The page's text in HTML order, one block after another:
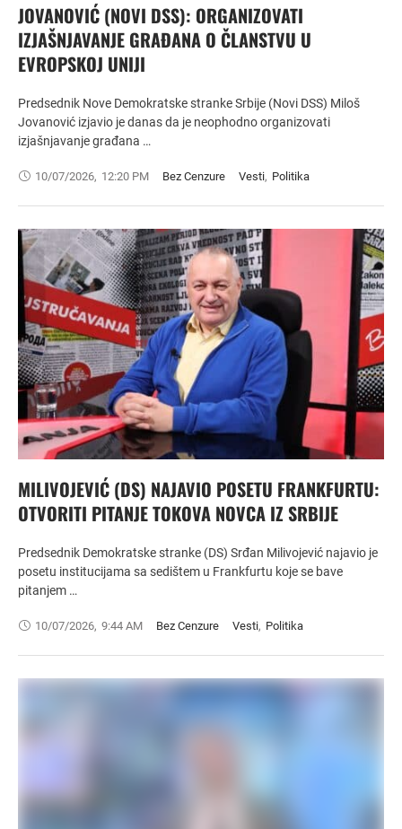
JOVANOVIĆ (NOVI DSS): ORGANIZOVATI
IZJAŠNJAVANJE GRAĐANA O ČLANSTVU U
EVROPSKOJ UNIJI
Predsednik Nove Demokratske stranke Srbije (Novi DSS) Miloš
Jovanović izjavio je danas da je neophodno organizovati
izjašnjavanje građana …
10/07/2026, 12:20 PM Bez Cenzure Vesti, Politika
MILIVOJEVIĆ (DS) NAJAVIO POSETU FRANKFURTU:
OTVORITI PITANJE TOKOVA NOVCA IZ SRBIJE
Predsednik Demokratske stranke (DS) Srđan Milivojević najavio je
posetu institucijama sa sedištem u Frankfurtu koje se bave
pitanjem …
10/07/2026, 9:44 AM Bez Cenzure Vesti, Politika